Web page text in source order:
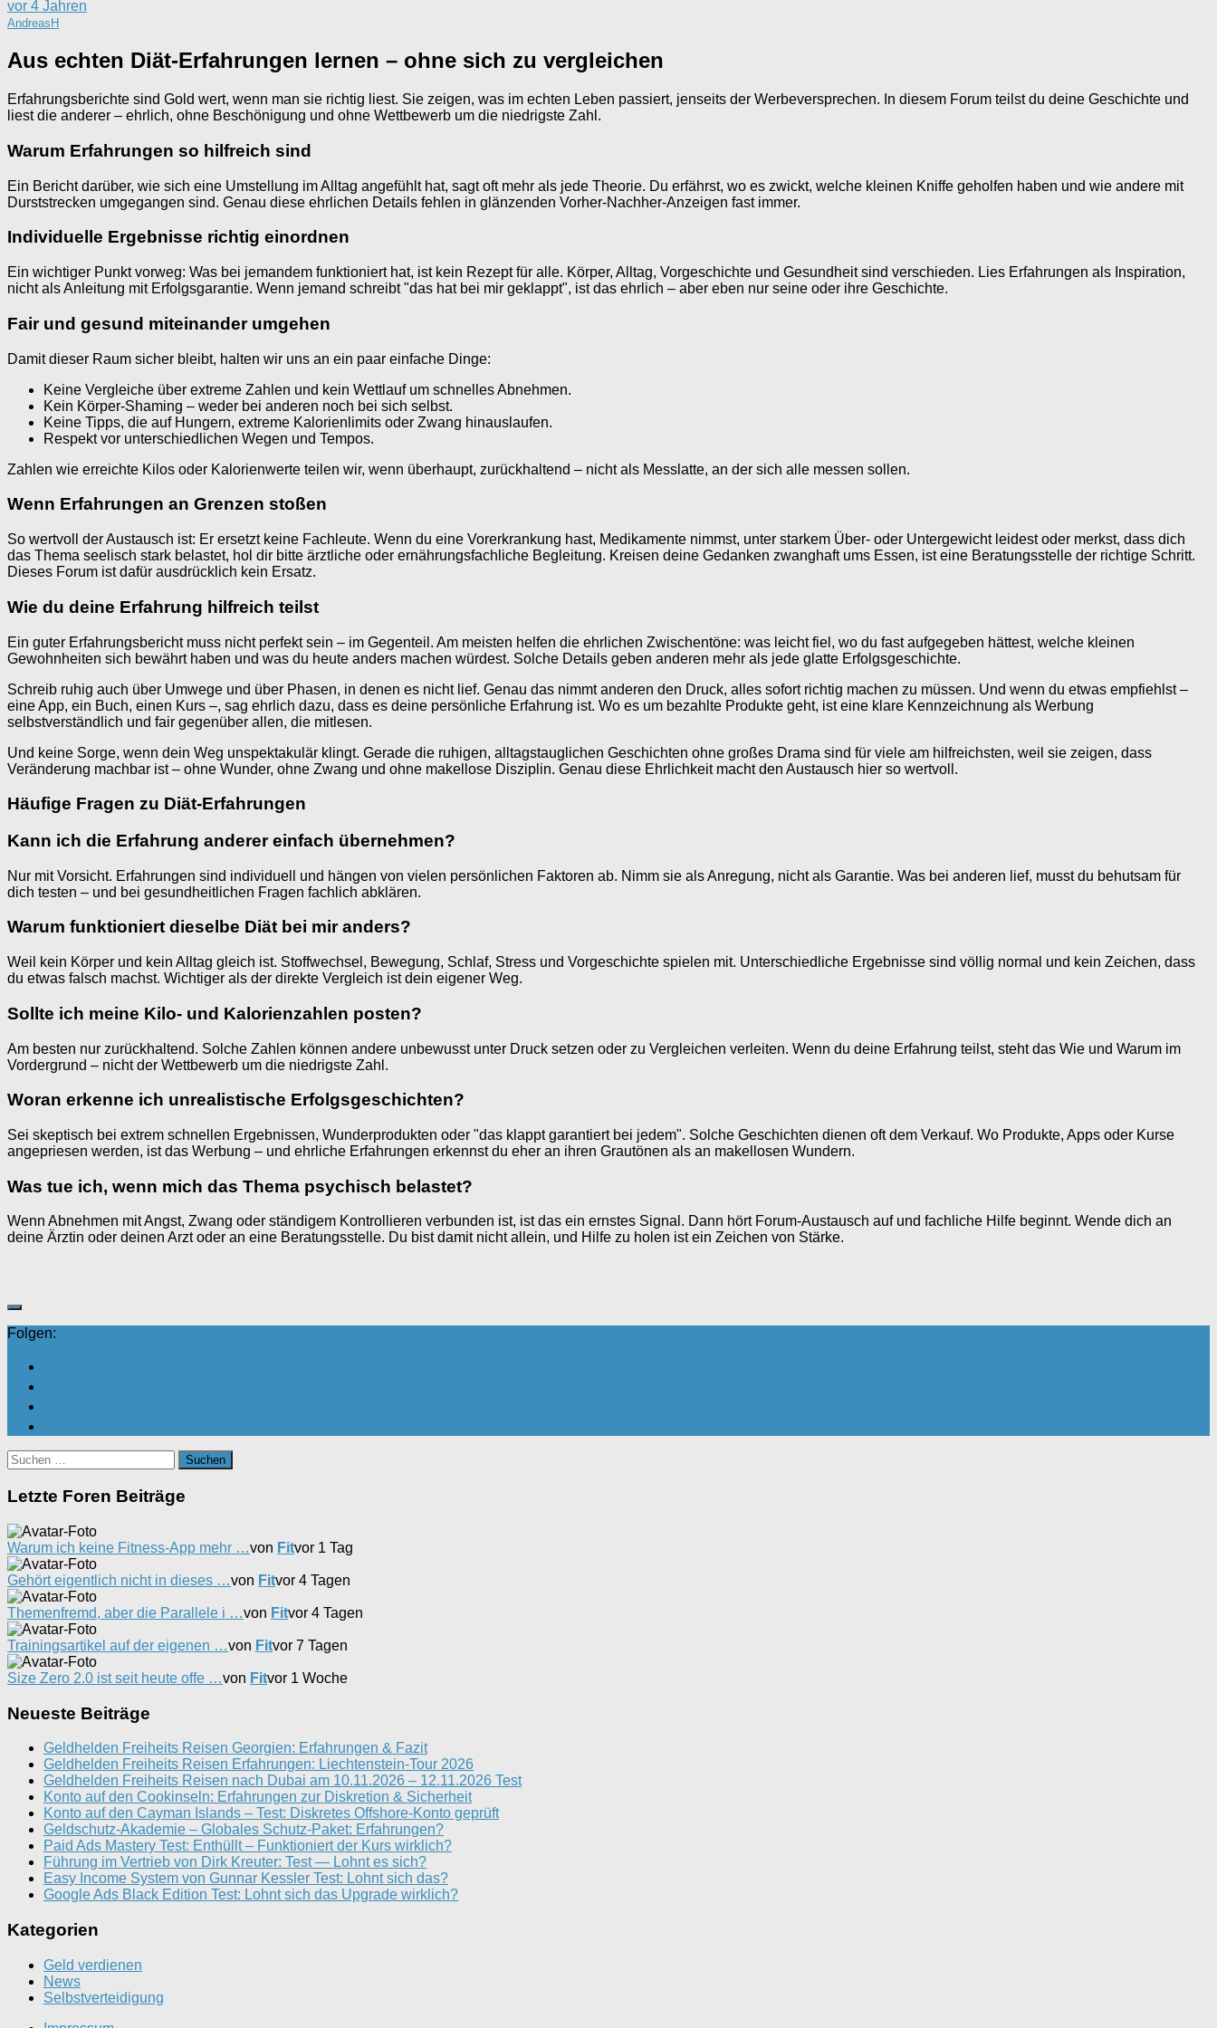
vor 4 Jahren
AndreasH
Aus echten Diät-Erfahrungen lernen – ohne sich zu vergleichen
Erfahrungsberichte sind Gold wert, wenn man sie richtig liest. Sie zeigen, was im echten Leben passiert, jenseits der Werbeversprechen. In diesem Forum teilst du deine Geschichte und
liest die anderer – ehrlich, ohne Beschönigung und ohne Wettbewerb um die niedrigste Zahl.
Warum Erfahrungen so hilfreich sind
Ein Bericht darüber, wie sich eine Umstellung im Alltag angefühlt hat, sagt oft mehr als jede Theorie. Du erfährst, wo es zwickt, welche kleinen Kniffe geholfen haben und wie andere mit
Durststrecken umgegangen sind. Genau diese ehrlichen Details fehlen in glänzenden Vorher-Nachher-Anzeigen fast immer.
Individuelle Ergebnisse richtig einordnen
Ein wichtiger Punkt vorweg: Was bei jemandem funktioniert hat, ist kein Rezept für alle. Körper, Alltag, Vorgeschichte und Gesundheit sind verschieden. Lies Erfahrungen als Inspiration,
nicht als Anleitung mit Erfolgsgarantie. Wenn jemand schreibt "das hat bei mir geklappt", ist das ehrlich – aber eben nur seine oder ihre Geschichte.
Fair und gesund miteinander umgehen
Damit dieser Raum sicher bleibt, halten wir uns an ein paar einfache Dinge:
Keine Vergleiche über extreme Zahlen und kein Wettlauf um schnelles Abnehmen.
Kein Körper-Shaming – weder bei anderen noch bei sich selbst.
Keine Tipps, die auf Hungern, extreme Kalorienlimits oder Zwang hinauslaufen.
Respekt vor unterschiedlichen Wegen und Tempos.
Zahlen wie erreichte Kilos oder Kalorienwerte teilen wir, wenn überhaupt, zurückhaltend – nicht als Messlatte, an der sich alle messen sollen.
Wenn Erfahrungen an Grenzen stoßen
So wertvoll der Austausch ist: Er ersetzt keine Fachleute. Wenn du eine Vorerkrankung hast, Medikamente nimmst, unter starkem Über- oder Untergewicht leidest oder merkst, dass dich
das Thema seelisch stark belastet, hol dir bitte ärztliche oder ernährungsfachliche Begleitung. Kreisen deine Gedanken zwanghaft ums Essen, ist eine Beratungsstelle der richtige Schritt.
Dieses Forum ist dafür ausdrücklich kein Ersatz.
Wie du deine Erfahrung hilfreich teilst
Ein guter Erfahrungsbericht muss nicht perfekt sein – im Gegenteil. Am meisten helfen die ehrlichen Zwischentöne: was leicht fiel, wo du fast aufgegeben hättest, welche kleinen
Gewohnheiten sich bewährt haben und was du heute anders machen würdest. Solche Details geben anderen mehr als jede glatte Erfolgsgeschichte.
Schreib ruhig auch über Umwege und über Phasen, in denen es nicht lief. Genau das nimmt anderen den Druck, alles sofort richtig machen zu müssen. Und wenn du etwas empfiehlst –
eine App, ein Buch, einen Kurs –, sag ehrlich dazu, dass es deine persönliche Erfahrung ist. Wo es um bezahlte Produkte geht, ist eine klare Kennzeichnung als Werbung
selbstverständlich und fair gegenüber allen, die mitlesen.
Und keine Sorge, wenn dein Weg unspektakulär klingt. Gerade die ruhigen, alltagstauglichen Geschichten ohne großes Drama sind für viele am hilfreichsten, weil sie zeigen, dass
Veränderung machbar ist – ohne Wunder, ohne Zwang und ohne makellose Disziplin. Genau diese Ehrlichkeit macht den Austausch hier so wertvoll.
Häufige Fragen zu Diät-Erfahrungen
Kann ich die Erfahrung anderer einfach übernehmen?
Nur mit Vorsicht. Erfahrungen sind individuell und hängen von vielen persönlichen Faktoren ab. Nimm sie als Anregung, nicht als Garantie. Was bei anderen lief, musst du behutsam für
dich testen – und bei gesundheitlichen Fragen fachlich abklären.
Warum funktioniert dieselbe Diät bei mir anders?
Weil kein Körper und kein Alltag gleich ist. Stoffwechsel, Bewegung, Schlaf, Stress und Vorgeschichte spielen mit. Unterschiedliche Ergebnisse sind völlig normal und kein Zeichen, dass
du etwas falsch machst. Wichtiger als der direkte Vergleich ist dein eigener Weg.
Sollte ich meine Kilo- und Kalorienzahlen posten?
Am besten nur zurückhaltend. Solche Zahlen können andere unbewusst unter Druck setzen oder zu Vergleichen verleiten. Wenn du deine Erfahrung teilst, steht das Wie und Warum im
Vordergrund – nicht der Wettbewerb um die niedrigste Zahl.
Woran erkenne ich unrealistische Erfolgsgeschichten?
Sei skeptisch bei extrem schnellen Ergebnissen, Wunderprodukten oder "das klappt garantiert bei jedem". Solche Geschichten dienen oft dem Verkauf. Wo Produkte, Apps oder Kurse
angepriesen werden, ist das Werbung – und ehrliche Erfahrungen erkennst du eher an ihren Grautönen als an makellosen Wundern.
Was tue ich, wenn mich das Thema psychisch belastet?
Wenn Abnehmen mit Angst, Zwang oder ständigem Kontrollieren verbunden ist, ist das ein ernstes Signal. Dann hört Forum-Austausch auf und fachliche Hilfe beginnt. Wende dich an
deine Ärztin oder deinen Arzt oder an eine Beratungsstelle. Du bist damit nicht allein, und Hilfe zu holen ist ein Zeichen von Stärke.
Folgen:
Suchen
nach:
Letzte Foren Beiträge
Warum ich keine Fitness-App mehr …von Fitvor 1 Tag
Gehört eigentlich nicht in dieses …von Fitvor 4 Tagen
Themenfremd, aber die Parallele i …von Fitvor 4 Tagen
Trainingsartikel auf der eigenen …von Fitvor 7 Tagen
Size Zero 2.0 ist seit heute offe …von Fitvor 1 Woche
Neueste Beiträge
Geldhelden Freiheits Reisen Georgien: Erfahrungen & Fazit
Geldhelden Freiheits Reisen Erfahrungen: Liechtenstein-Tour 2026
Geldhelden Freiheits Reisen nach Dubai am 10.11.2026 – 12.11.2026 Test
Konto auf den Cookinseln: Erfahrungen zur Diskretion & Sicherheit
Konto auf den Cayman Islands – Test: Diskretes Offshore-Konto geprüft
Geldschutz-Akademie – Globales Schutz-Paket: Erfahrungen?
Paid Ads Mastery Test: Enthüllt – Funktioniert der Kurs wirklich?
Führung im Vertrieb von Dirk Kreuter: Test — Lohnt es sich?
Easy Income System von Gunnar Kessler Test: Lohnt sich das?
Google Ads Black Edition Test: Lohnt sich das Upgrade wirklich?
Kategorien
Geld verdienen
News
Selbstverteidigung